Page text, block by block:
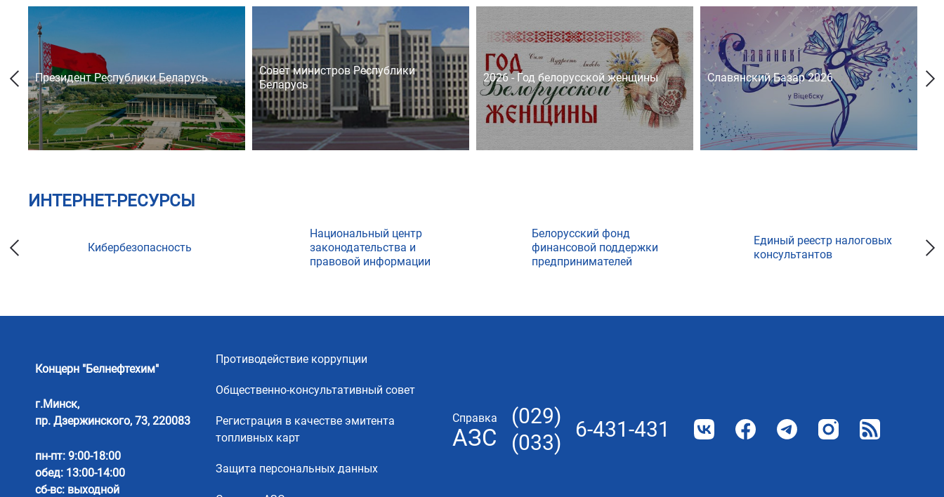
Президент Республики Беларусь
Совет министров Республики
Беларусь
2026 - Год белорусской женщины Славянский Базар 2026
ИНТЕРНЕТ-РЕСУРСЫ
Кибербезопасность
Национальный центр
законодательства и
правовой информации
Белорусский фонд
финансовой поддержки
предпринимателей
Единый реестр налоговых
консультантов
Концерн "Белнефтехим"
г.Минск,
пр. Дзержинского, 73, 220083
пн-пт: 9:00-18:00
обед: 13:00-14:00
сб-вс: выходной
Противодействие коррупции
Общественно-консультативный совет
Регистрация в качестве эмитента
топливных карт
Защита персональных данных
Справка
АЗС
(029)
(033)
6-431-431